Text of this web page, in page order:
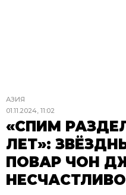
АЗИЯ
01.11.2024, 11:02
«СПИМ
ЛЕТ»:
ПОВАР ЧОН